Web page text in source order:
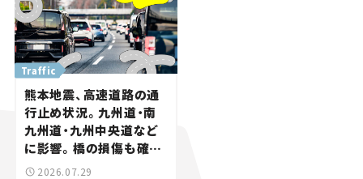
Traffic
熊本地震、高速道路の通
行止め状況。九州道・南
九州道・九州中央道など
に影響。橋の損傷も確認
【道路のニュース】
2026.07.29